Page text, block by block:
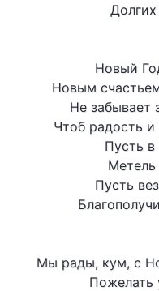
Новый
Новым
Не забывает
Чтоб радость и
Пусть в
Метель
Пусть
Мы рады, кум, с
Пожелать